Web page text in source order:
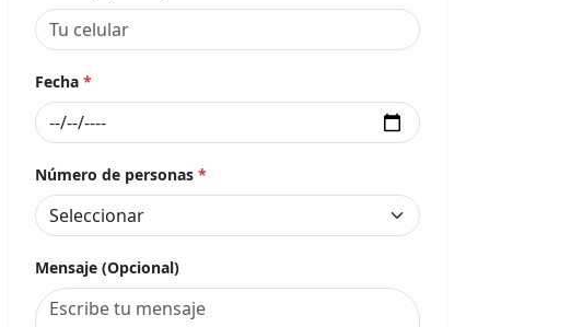
Fecha *
Número de personas *
Mensaje (Opcional)